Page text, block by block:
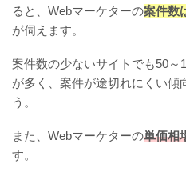
ると、Webマーケターの案件数
が伺えます。
案件数の少ないサイトでも50～
が多く、案件が途切れにくい傾
う。
また、Webマーケターの単価相
す。